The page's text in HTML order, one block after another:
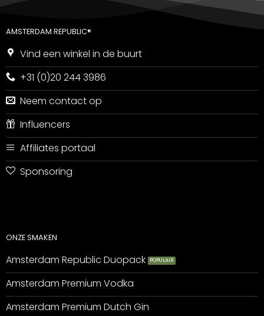
AMSTERDAM REPUBLIC®
Vind een winkel in de buurt
+31 (0)20 244 3986
Neem contact op
Influencers
Affiliates portaal
Sponsoring
ONZE SMAKEN
Amsterdam Republic Duopack
Amsterdam Premium Vodka
Amsterdam Premium Dutch Gin